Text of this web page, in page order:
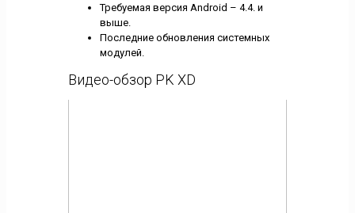
Требуемая версия Android – 4.4. и
выше.
Последние обновления системных
модулей.
Видео-обзор PK XD